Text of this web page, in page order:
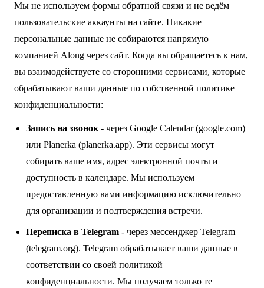
Мы не используем формы обратной связи и не ведём
пользовательские аккаунты на сайте. Никакие
персональные данные не собираются напрямую
компанией Along через сайт. Когда вы обращаетесь к нам,
вы взаимодействуете со сторонними сервисами, которые
обрабатывают ваши данные по собственной политике
конфиденциальности:
Запись на звонок - через Google Calendar (google.com)
или Planerka (planerka.app). Эти сервисы могут
собирать ваше имя, адрес электронной почты и
доступность в календаре. Мы используем
предоставленную вами информацию исключительно
для организации и подтверждения встречи.
Переписка в Telegram - через мессенджер Telegram
(telegram.org). Telegram обрабатывает ваши данные в
соответствии со своей политикой
конфиденциальности. Мы получаем только те